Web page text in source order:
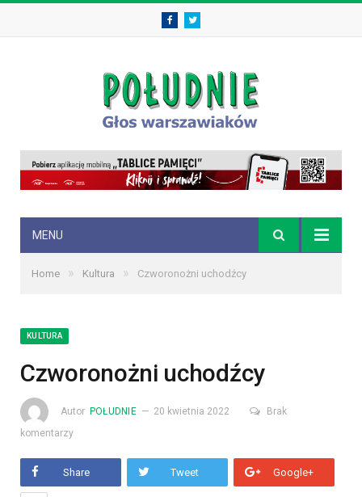
FacebookTwitter
MENU
Home » Kultura » Czworonożni uchodźcy
KULTURA
Czworonożni uchodźcy
Autor POŁUDNIE 20 kwietnia 2022
Brak
komentarzy
Share Tweet Google+